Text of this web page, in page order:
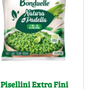
Pisellini Extra Fini